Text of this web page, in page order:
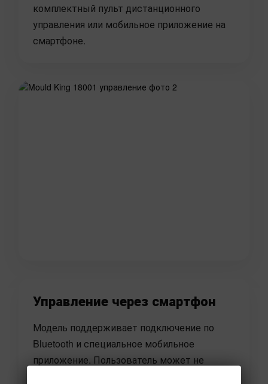
комплектный пульт дистанционного
управления или мобильное приложение на
смартфоне.
Управление через смартфон
Модель поддерживает подключение по
Bluetooth и специальное мобильное
приложение. Пользователь может не